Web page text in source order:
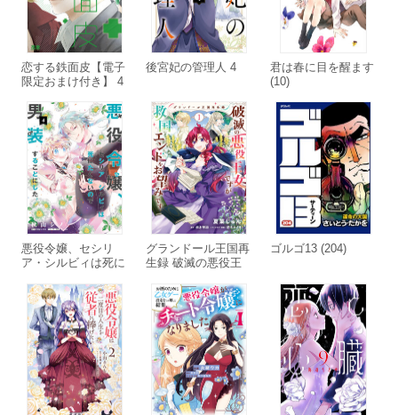
恋する鉄面皮【電子
限定おまけ付き】 4
特典付き】
後宮妃の管理人 4
君は春に目を醒ます
(10)
悪役令嬢、セシリ
ア・シルビィは死に
ることにした。4
グランドール王国再
生録 破滅の悪役王
をお望みです 1
ゴルゴ13 (204)